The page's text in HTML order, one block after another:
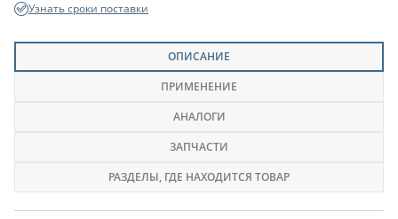
Узнать сроки поставки
ОПИСАНИЕ
ПРИМЕНЕНИЕ
АНАЛОГИ
ЗАПЧАСТИ
РАЗДЕЛЫ, ГДЕ НАХОДИТСЯ ТОВАР